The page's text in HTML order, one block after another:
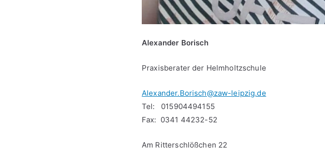
Alexander Borisch
Praxisberater der Helmholtzschule
Alexander.Borisch@zaw-leipzig.de
Tel: 015904494155
Fax: 0341 44232-52
Am Ritterschlößchen 22